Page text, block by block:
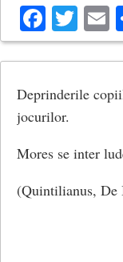
Deprinderile
jocurilor.
Mores se inter
(Quintilianus, De